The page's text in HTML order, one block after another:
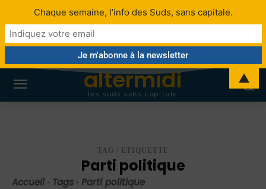
altermidi
les suds sans capitale
TAG / ETIQUETTE
Parti politique
Accueil Tags Parti politique
Chaque semaine, l’info des Suds, sans capitale.
▲